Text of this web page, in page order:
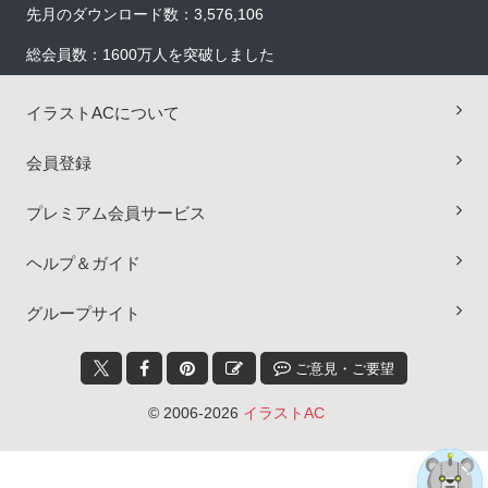
先月のダウンロード数：3,576,106
総会員数：1600万人を突破しました
イラストACについて
会員登録
プレミアム会員サービス
ヘルプ＆ガイド
グループサイト
ご意見・ご要望
© 2006-2026 イラストAC